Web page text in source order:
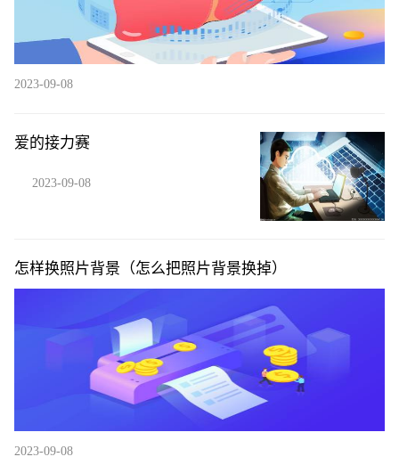
2023-09-08
爱的接力赛
2023-09-08
怎样换照片背景（怎么把照片背景换掉）
2023-09-08